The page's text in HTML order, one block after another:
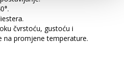
čvrstoću, gustoću i
promjene temperature.